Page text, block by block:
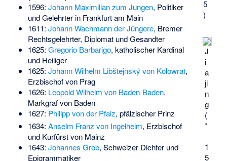
5
)
J
i
a
ji
n
g
(
*
1
5
1596: Johann Maximilian zum Jungen, Politiker
und Gelehrter in Frankfurt am Main
1611: Johann Wachmann der Jüngere, Bremer
Rechtsgelehrter, Diplomat und Gesandter
1625: Gregorio Barbarigo, katholischer Kardinal
und Heiliger
1625: Johann Wilhelm Libštejnský von Kolowrat,
Erzbischof von Prag
1626: Leopold Wilhelm von Baden-Baden,
Markgraf von Baden
1627: Philipp von der Pfalz, pfälzischer Prinz
1634: Anselm Franz von Ingelheim, Erzbischof
und Kurfürst von Mainz
1643: Johannes Grob, Schweizer Dichter und
Epigrammatiker